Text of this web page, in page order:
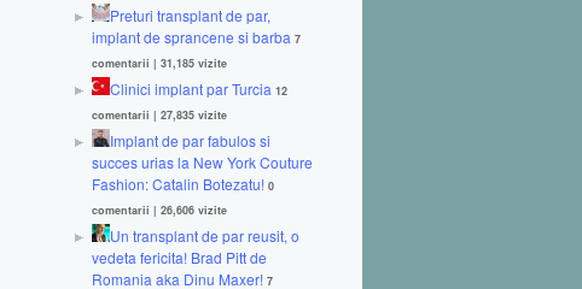
Preturi transplant de par,
implant de sprancene si barba 7
comentarii | 31,185 vizite
Clinici implant par Turcia 12
comentarii | 27,835 vizite
Implant de par fabulos si
succes urias la New York Couture
Fashion: Catalin Botezatu! 0
comentarii | 26,606 vizite
Un transplant de par reusit, o
vedeta fericita! Brad Pitt de
Romania aka Dinu Maxer! 7